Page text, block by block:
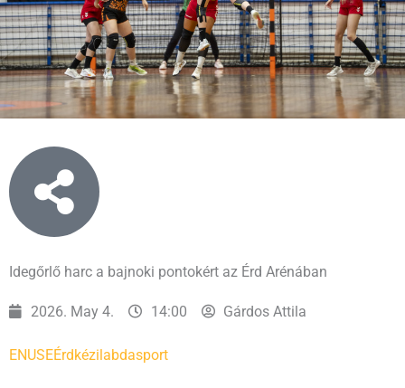
Idegőrlő harc a bajnoki pontokért az Érd Arénában
2026. May 4. 14:00 Gárdos Attila
ENUSEÉrd kézilabdasport